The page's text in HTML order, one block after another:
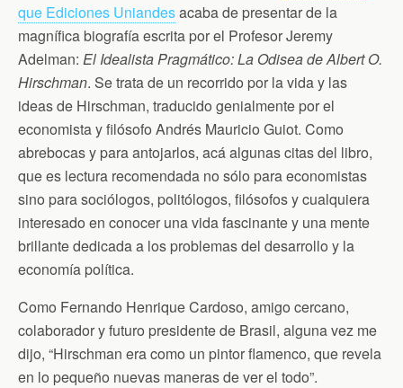
que Ediciones Uniandesacaba de presentar de la
magnífica biografía escrita por el Profesor Jeremy
Adelman: El Idealista Pragmático: La Odisea de Albert O.
Hirschman. Se trata de un recorrido por la vida y las
ideas de Hirschman, traducido genialmente por el
economista y filósofo Andrés Mauricio Guiot. Como
abrebocas y para antojarlos, acá algunas citas del libro,
que es lectura recomendada no sólo para economistas
sino para sociólogos, politólogos, filósofos y cualquiera
interesado en conocer una vida fascinante y una mente
brillante dedicada a los problemas del desarrollo y la
economía política.
Como Fernando Henrique Cardoso, amigo cercano,
colaborador y futuro presidente de Brasil, alguna vez me
dijo, “Hirschman era como un pintor flamenco, que revela
en lo pequeño nuevas maneras de ver el todo”.